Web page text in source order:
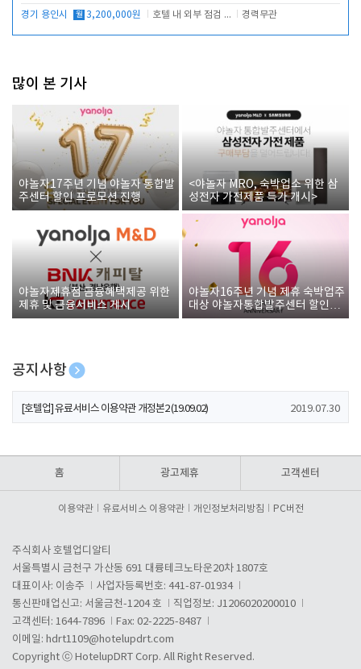
경기 용인시 월 3,200,000원 호텔 내 외부 점검 및 프런트 운영 경력무관
많이 본 기사
야놀자17주년 기념 야놀자 통합발
주센터 할인 프로모션 진행
<야놀자 MRO, 숙박업소 위한 삼
성전자 가전제품 특가 개시>
야놀자제휴점 금융혜택제공 위한
제휴 및 금융서비스 게시
야놀자16주년 기념 제휴 숙박업주
대상 야놀자통합발주센터 할인쿠
폰 증정
공지사항
[호텔업] 개인정보 처리방침 개정본1 (19.09.02)
[호텔업] 유료서비스 이용약관 개정본2 (19.09.02) 2019.07.30
홈 광고제휴 고객센터
이용약관 유료서비스 이용약관 개인정보처리방침 PC버전
주식회사 호텔업디알티
서울특별시 금천구 가산동 691 대륭테크노타운20차 1807호
대표이사: 이송주
사업자등록번호: 441-87-01934
통신판매업신고: 서울금천-1204 호
직업정보: J1206020200010
고객센터: 1644-7896
Fax: 02-2225-8487
이메일: hdrt1109@hotelupdrt.com
Copyright ⓒ HotelupDRT Corp. All Right Reserved.